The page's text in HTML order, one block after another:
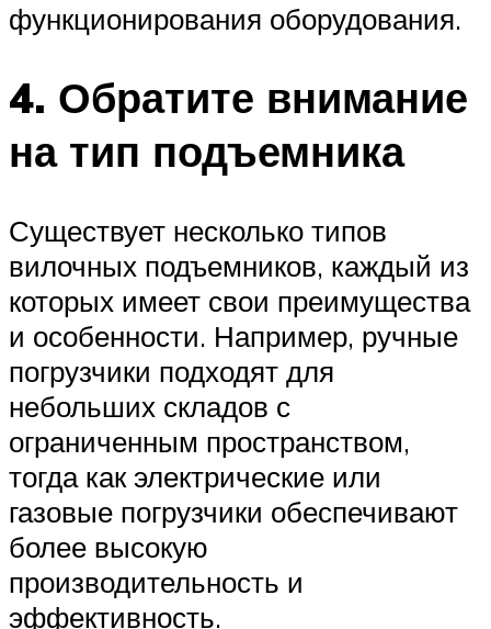
функционирования оборудования.
4. Обратите внимание
на тип подъемника
Существует несколько типов
вилочных подъемников, каждый из
которых имеет свои преимущества
и особенности. Например, ручные
погрузчики подходят для
небольших складов с
ограниченным пространством,
тогда как электрические или
газовые погрузчики обеспечивают
более высокую
производительность и
эффективность.